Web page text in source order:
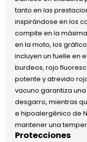
tanto en las
inspirándose en los
compite en la
en la moto, los
incluyen un fuelle en
burdeos, rojo
potente y atrevido
vacuno garantiza
desgarro, mientras
e hipoalergénico de
mantener una
Protecciones